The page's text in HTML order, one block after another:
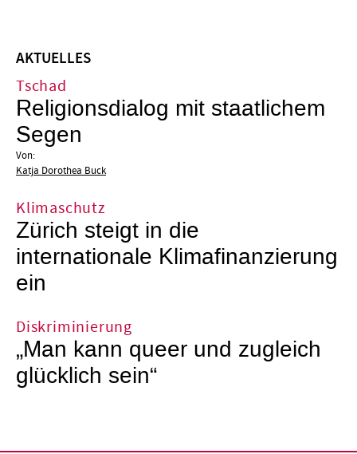
AKTUELLES
Tschad
Religionsdialog mit staatlichem
Segen
Von:
Katja Dorothea Buck
Klimaschutz
Zürich steigt in die
internationale Klimafinanzierung
ein
Diskriminierung
„Man kann queer und zugleich
glücklich sein“